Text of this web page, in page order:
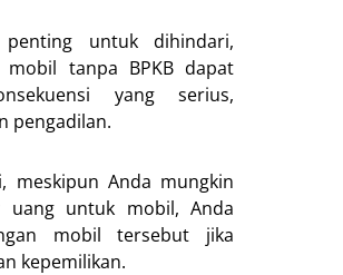
untuk dihindari,
mobil tanpa BPKB dapat
yang serius,
pengadilan.
meskipun Anda mungkin
uang untuk mobil, Anda
mobil tersebut jika
kepemilikan.